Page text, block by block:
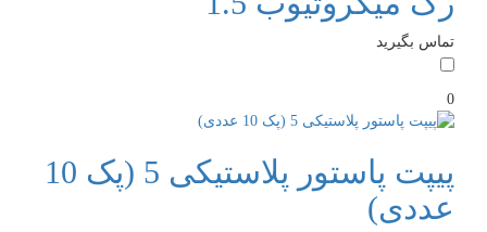
تماس بگیرید
0
پیپت پاستور پلاستیکی 5 (پک 10
عددی)